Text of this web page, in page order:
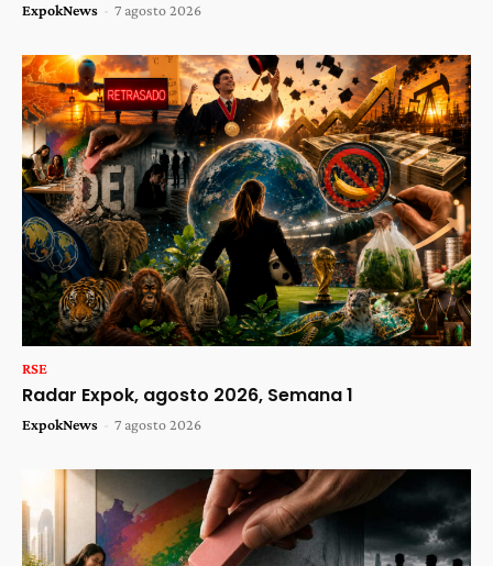
ExpokNews - 7 agosto 2026
RSE
Radar Expok, agosto 2026, Semana 1
ExpokNews - 7 agosto 2026